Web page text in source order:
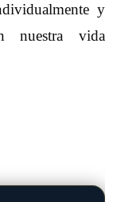
y
nuestra vida